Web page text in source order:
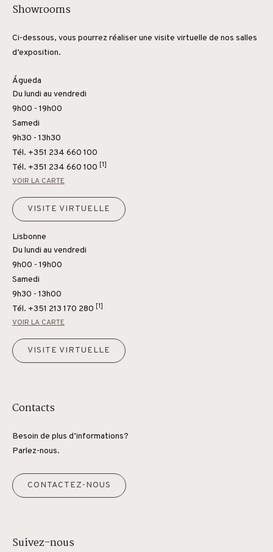
Showrooms
Ci-dessous, vous pourrez réaliser une visite virtuelle de nos salles
d’exposition.
Águeda
Du lundi au vendredi
9h00 - 19h00
Samedi
9h30 - 13h30
Tél. +351 234 660 100
Tél. +351 234 660 100 [1]
VOIR LA CARTE
VISITE VIRTUELLE
Lisbonne
Du lundi au vendredi
9h00 - 19h00
Samedi
9h30 - 13h00
Tél. +351 213 170 280 [1]
VOIR LA CARTE
VISITE VIRTUELLE
Contacts
Besoin de plus d’informations?
Parlez-nous.
CONTACTEZ-NOUS
Suivez-nous